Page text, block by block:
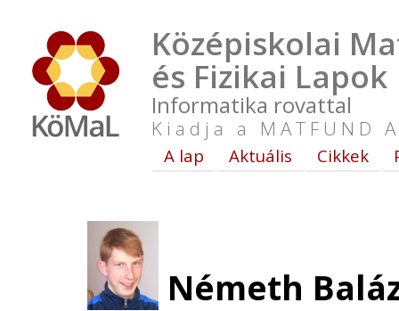
Középiskolai
és Fizikai Lapok
Informatika rovattal
Kiadja a MATFUND
A lap Aktuális Cikkek
Németh